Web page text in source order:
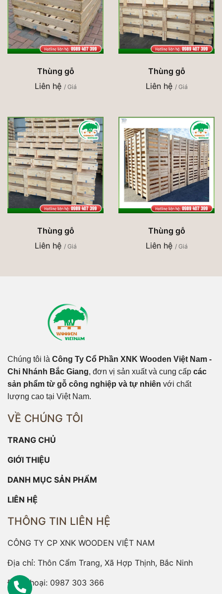
Thùng gỗ
Liên hệ / Giá
Thùng gỗ
Liên hệ / Giá
Thùng gỗ
Liên hệ / Giá
Thùng gỗ
Liên hệ / Giá
Chúng tôi là Công Ty Cổ Phần XNK Wooden Việt Nam -
Chi Nhánh Bắc Giang, đơn vị sản xuất và cung cấp các
sản phẩm từ gỗ công nghiệp và tự nhiên với chất
lượng cao tại Việt Nam.
VỀ CHÚNG TÔI
TRANG CHỦ
GIỚI THIỆU
DANH MỤC SẢN PHẨM
LIÊN HỆ
THÔNG TIN LIÊN HỆ
CÔNG TY CP XNK WOODEN VIỆT NAM
Địa chỉ: Thôn Cẩm Trang, Xã Hợp Thịnh, Bắc Ninh
Điện thoại: 0987 303 366